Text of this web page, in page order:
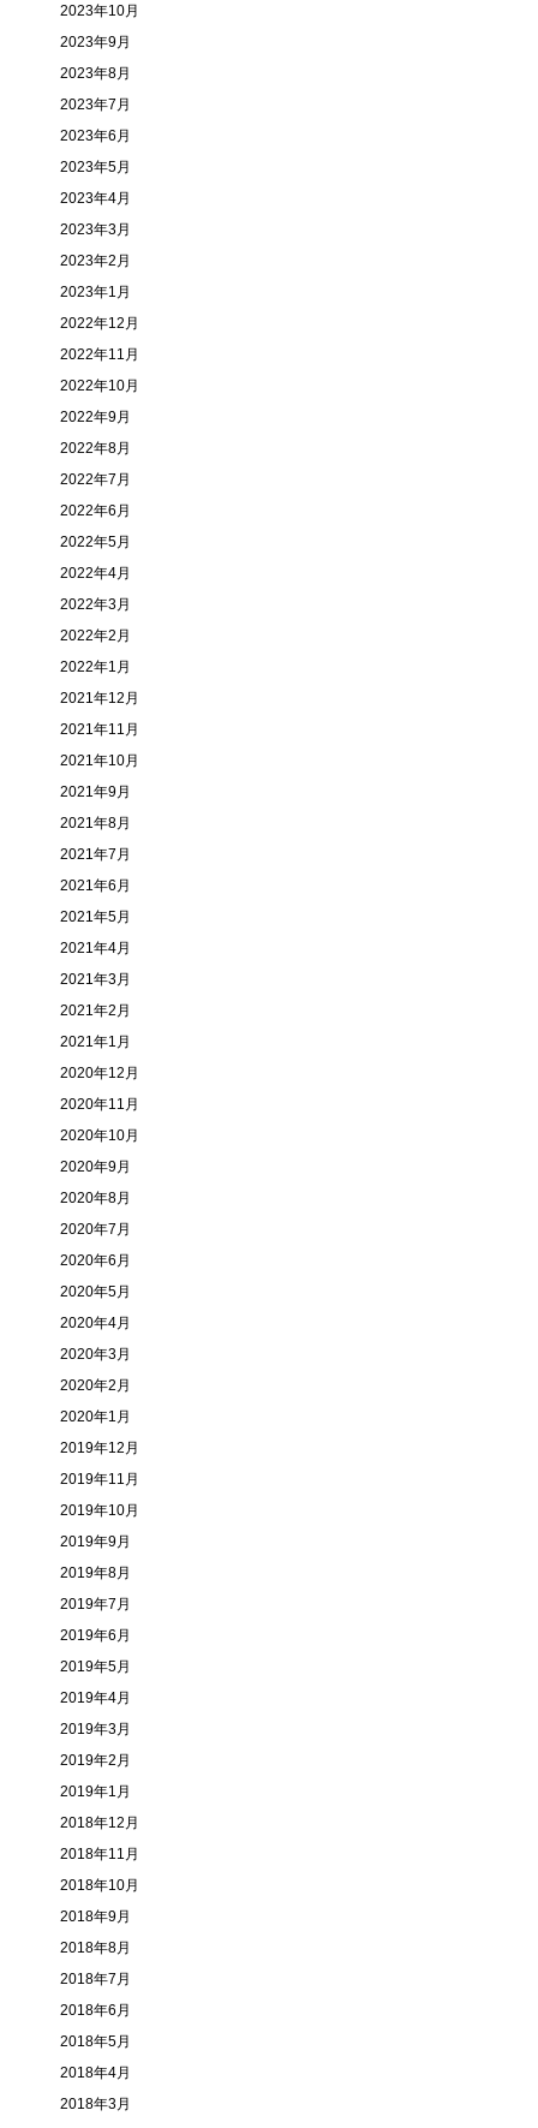
2023年10月
2023年9月
2023年8月
2023年7月
2023年6月
2023年5月
2023年4月
2023年3月
2023年2月
2023年1月
2022年12月
2022年11月
2022年10月
2022年9月
2022年8月
2022年7月
2022年6月
2022年5月
2022年4月
2022年3月
2022年2月
2022年1月
2021年12月
2021年11月
2021年10月
2021年9月
2021年8月
2021年7月
2021年6月
2021年5月
2021年4月
2021年3月
2021年2月
2021年1月
2020年12月
2020年11月
2020年10月
2020年9月
2020年8月
2020年7月
2020年6月
2020年5月
2020年4月
2020年3月
2020年2月
2020年1月
2019年12月
2019年11月
2019年10月
2019年9月
2019年8月
2019年7月
2019年6月
2019年5月
2019年4月
2019年3月
2019年2月
2019年1月
2018年12月
2018年11月
2018年10月
2018年9月
2018年8月
2018年7月
2018年6月
2018年5月
2018年4月
2018年3月